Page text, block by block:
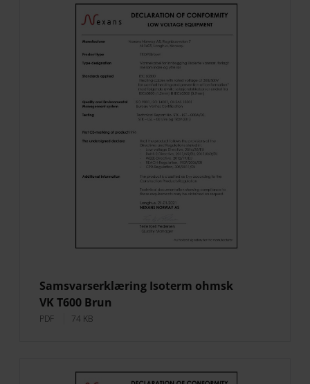
Samsvarserklæring Isoterm ohmsk
VK T600 Brun
PDF 74 KB